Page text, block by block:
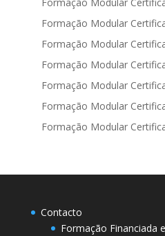
Formação Modular
Formação Modular
Formação Modular
Formação Modular
Formação Modular
Formação Modular
Contacto
Formação Financiada